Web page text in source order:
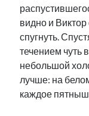
видно и Виктор
спугнуть.
течением чуть
небольшой
лучше: на
каждое